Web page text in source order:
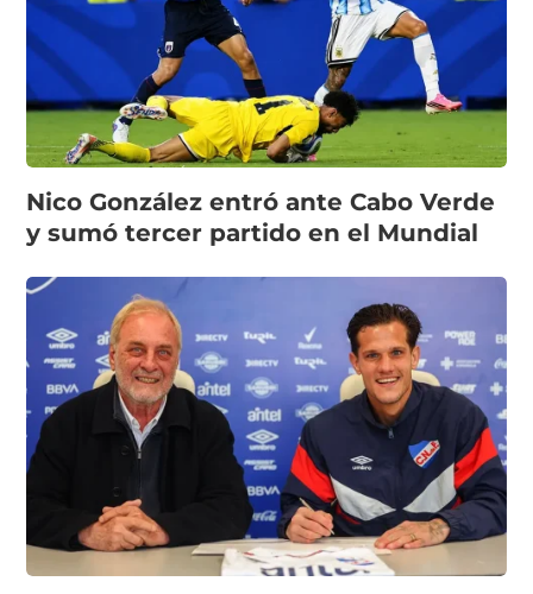
Nico González entró ante Cabo Verde
y sumó tercer partido en el Mundial